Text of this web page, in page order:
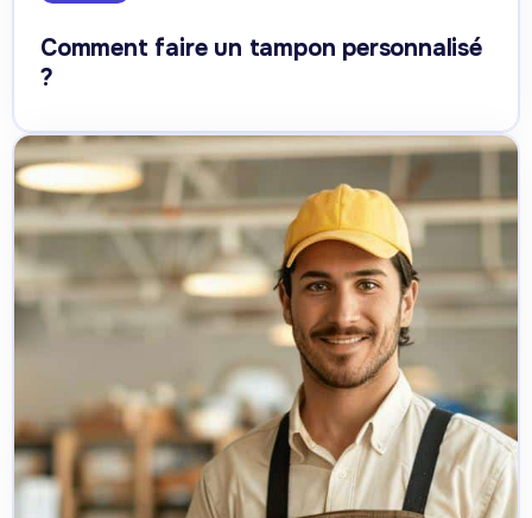
Comment faire un tampon personnalisé
?